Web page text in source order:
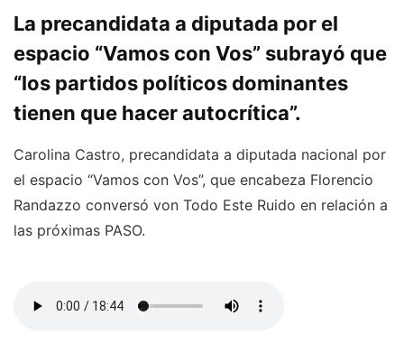
La precandidata a diputada por el
espacio “Vamos con Vos” subrayó que
“los partidos políticos dominantes
tienen que hacer autocrítica”.
Carolina Castro, precandidata a diputada nacional por
el espacio “Vamos con Vos”, que encabeza Florencio
Randazzo conversó von Todo Este Ruido en relación a
las próximas PASO.